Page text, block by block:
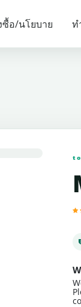
ซื้อ/นโยบาย ท
รายการแนะ